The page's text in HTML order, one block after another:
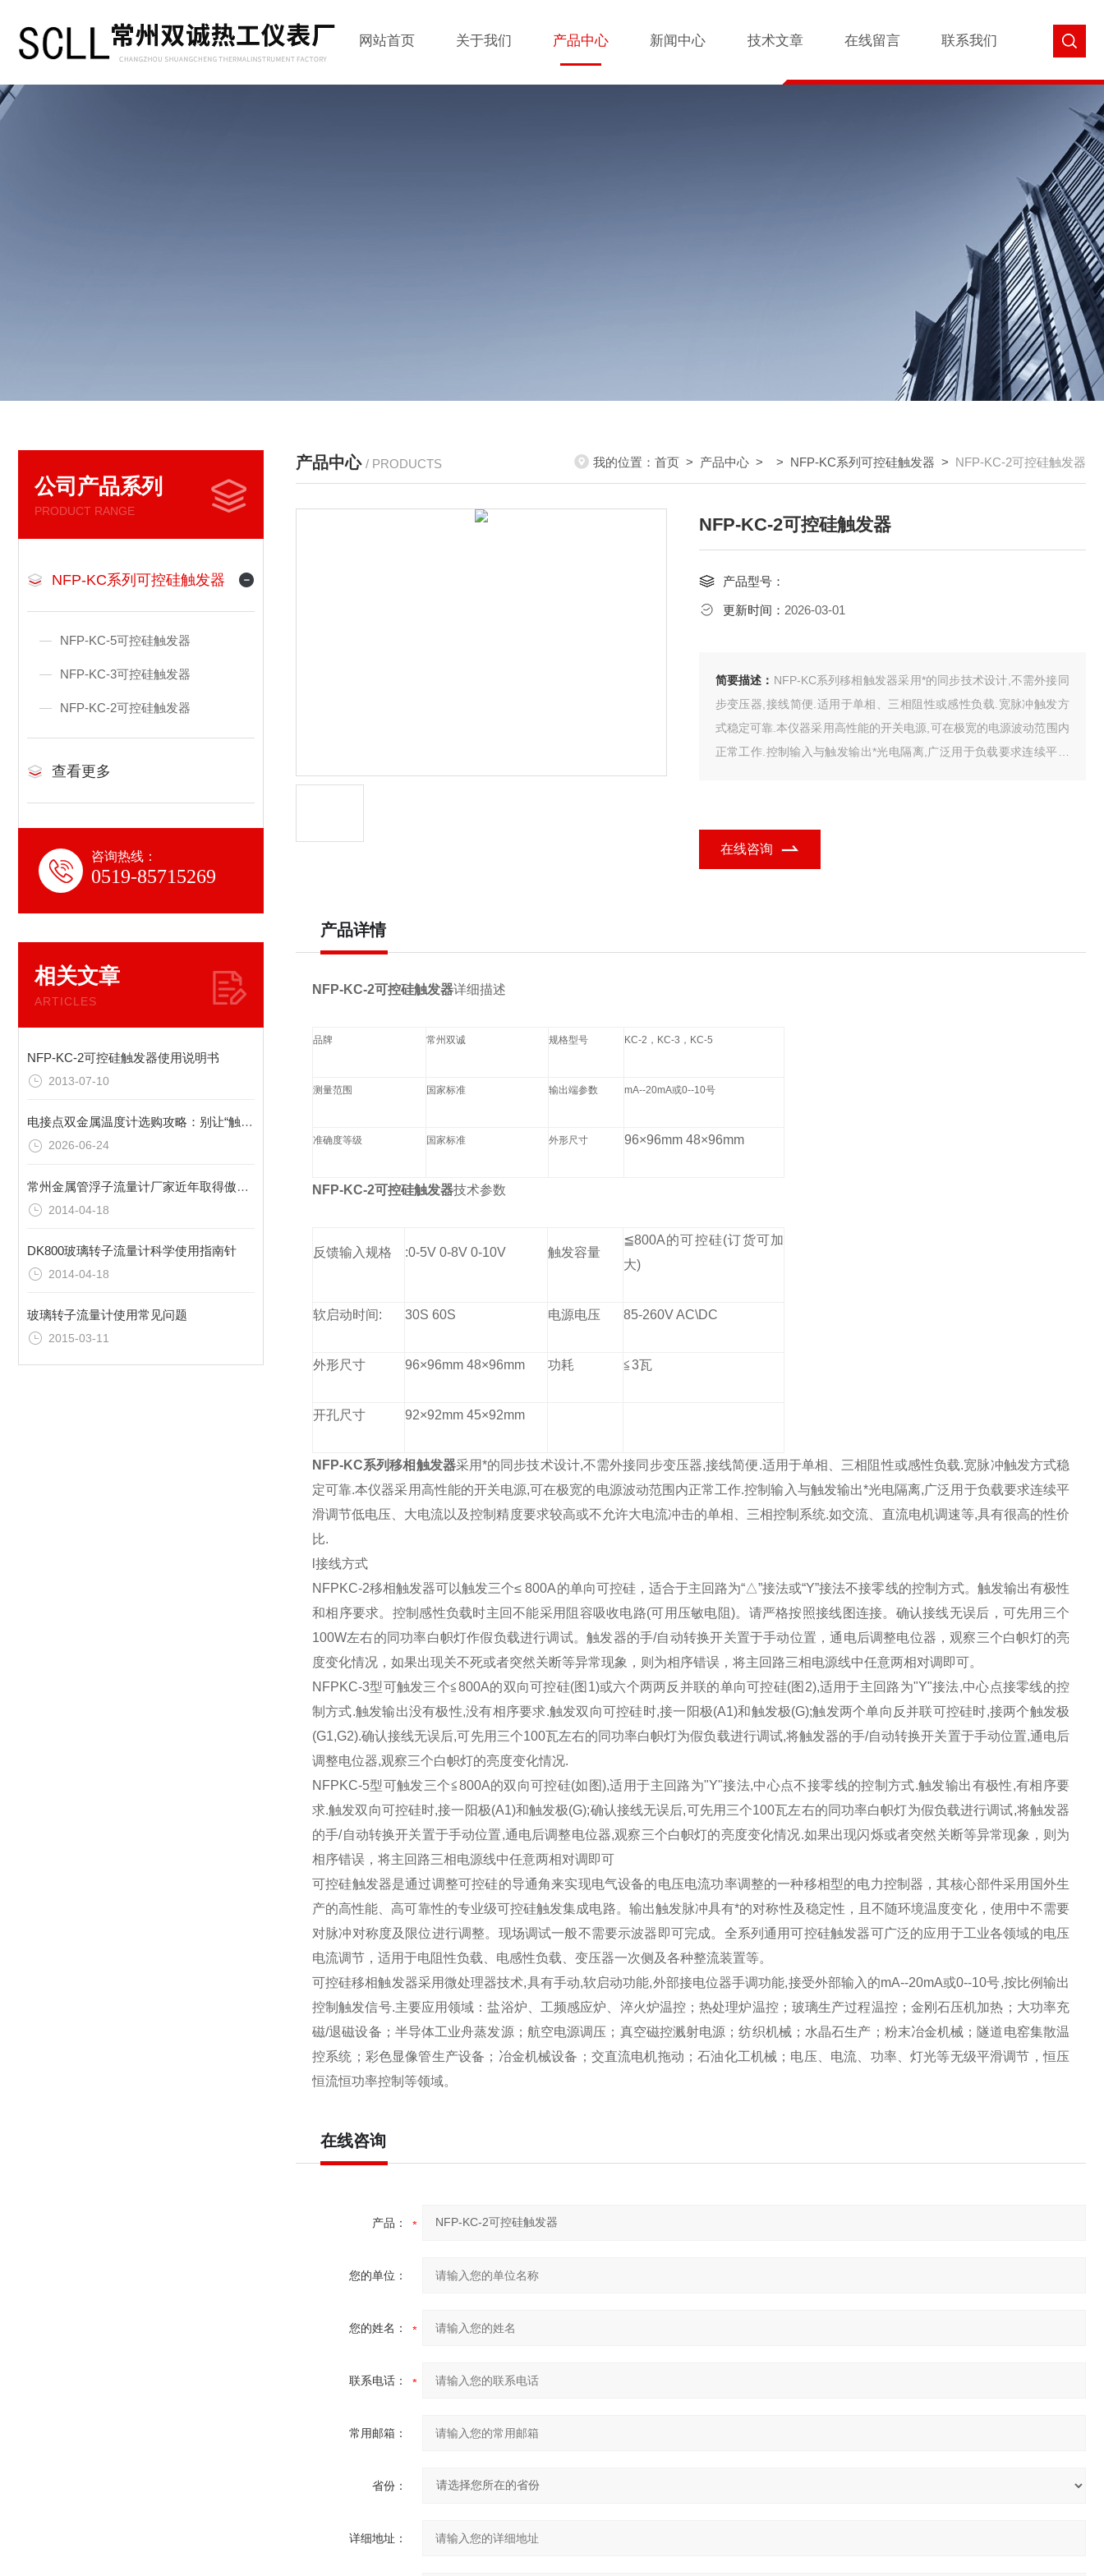
网站首页 关于我们 产品中心 新闻中心 技术文章 在线留言 联系我们
公司产品系列
PRODUCT RANGE
NFP-KC系列可控硅触发器
NFP-KC-5可控硅触发器
NFP-KC-3可控硅触发器
NFP-KC-2可控硅触发器
查看更多
咨询热线：
0519-85715269
相关文章
ARTICLES
NFP-KC-2可控硅触发器使用说明书
2013-07-10
电接点双金属温度计选购攻略：别让“触点盲区”毁掉整套联锁
2026-06-24
常州金属管浮子流量计厂家近年取得傲人的成绩
2014-04-18
DK800玻璃转子流量计科学使用指南针
2014-04-18
玻璃转子流量计使用常见问题
2015-03-11
产品中心 / PRODUCTS 我的位置： 首页 > 产品中心 > > NFP-KC系列可控硅触发器 > NFP-KC-2可控硅触发器
NFP-KC-2可控硅触发器
产品型号：
更新时间： 2026-03-01
简要描述： NFP-KC系列移相触发器采用*的同步技术设计,不需外接同
步变压器,接线简便.适用于单相、三相阻性或感性负载.宽脉冲触发方
式稳定可靠.本仪器采用高性能的开关电源,可在极宽的电源波动范围内
正常工作.控制输入与触发输出*光电隔离,广泛用于负载要求连续平滑
在线咨询
产品详情
NFP-KC-2可控硅触发器详细描述
品牌 常州双诚 规格型号 KC-2，KC-3，KC-5
测量范围 国家标准 输出端参数 mA--20mA或0--10号
准确度等级 国家标准 外形尺寸 96×96mm 48×96mm
NFP-KC-2可控硅触发器技术参数
反馈输入规格 :0-5V 0-8V 0-10V 触发容量
≦800A的可控硅(订货可加
大)
软启动时间: 30S 60S 电源电压 85-260V AC\DC
外形尺寸 96×96mm 48×96mm 功耗 ≦3瓦
开孔尺寸 92×92mm 45×92mm
NFP-KC系列移相触发器采用*的同步技术设计,不需外接同步变压器,接线简便.适用于单相、三相阻性或感性负载.宽脉冲触发方式稳
定可靠.本仪器采用高性能的开关电源,可在极宽的电源波动范围内正常工作.控制输入与触发输出*光电隔离,广泛用于负载要求连续平
滑调节低电压、大电流以及控制精度要求较高或不允许大电流冲击的单相、三相控制系统.如交流、直流电机调速等,具有很高的性价
比.
l接线方式
NFPKC-2移相触发器可以触发三个≤ 800A的单向可控硅，适合于主回路为“△”接法或“Y”接法不接零线的控制方式。触发输出有极性
和相序要求。控制感性负载时主回不能采用阻容吸收电路(可用压敏电阻)。请严格按照接线图连接。确认接线无误后，可先用三个
100W左右的同功率白帜灯作假负载进行调试。触发器的手/自动转换开关置于手动位置，通电后调整电位器，观察三个白帜灯的亮
度变化情况，如果出现关不死或者突然关断等异常现象，则为相序错误，将主回路三相电源线中任意两相对调即可。
NFPKC-3型可触发三个≦800A的双向可控硅(图 1)或六个两两反并联的单向可控硅(图 2),适用于主回路为"Y"接法,中心点接零线的控
制方式.触发输出没有极性,没有相序要求.触发双向可控硅时,接一阳极(A1)和触发极(G);触发两个单向反并联可控硅时,接两个触发极
(G1,G2).确认接线无误后,可先用三个100瓦左右的同功率白帜灯为假负载进行调试,将触发器的手/自动转换开关置于手动位置,通电后
调整电位器,观察三个白帜灯的亮度变化情况.
NFPKC-5型可触发三个≦800A的双向可控硅(如图),适用于主回路为"Y"接法,中心点不接零线的控制方式.触发输出有极性,有相序要
求.触发双向可控硅时,接一阳极(A1)和触发极(G);确认接线无误后,可先用三个100瓦左右的同功率白帜灯为假负载进行调试,将触发器
的手/自动转换开关置于手动位置,通电后调整电位器,观察三个白帜灯的亮度变化情况.如果出现闪烁或者突然关断等异常现象，则为
相序错误，将主回路三相电源线中任意两相对调即可
可控硅触发器是通过调整可控硅的导通角来实现电气设备的电压电流功率调整的一种移相型的电力控制器，其核心部件采用国外生
产的高性能、高可靠性的专业级可控硅触发集成电路。输出触发脉冲具有*的对称性及稳定性，且不随环境温度变化，使用中不需要
对脉冲对称度及限位进行调整。现场调试一般不需要示波器即可完成。全系列通用可控硅触发器可广泛的应用于工业各领域的电压
电流调节，适用于电阻性负载、电感性负载、变压器一次侧及各种整流装置等。
可控硅移相触发器采用微处理器技术,具有手动,软启动功能,外部接电位器手调功能,接受外部输入的mA--20mA或0--10号,按比例输出
控制触发信号.主要应用领域：盐浴炉、工频感应炉、淬火炉温控；热处理炉温控；玻璃生产过程温控；金刚石压机加热；大功率充
磁/退磁设备；半导体工业舟蒸发源；航空电源调压；真空磁控溅射电源；纺织机械；水晶石生产；粉末冶金机械；隧道电窑集散温
控系统；彩色显像管生产设备；冶金机械设备；交直流电机拖动；石油化工机械；电压、电流、功率、灯光等无级平滑调节，恒压
恒流恒功率控制等领域。
在线咨询
产品：
您的单位：
您的姓名：
联系电话：
常用邮箱：
省份：
详细地址：